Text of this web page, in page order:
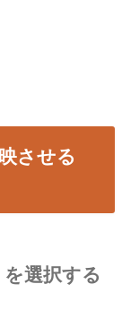
させる
選択する